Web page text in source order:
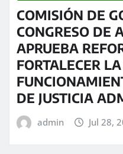
COMISIÓN DE
CONGRESO DE
APRUEBA
FORTALECER
DE JUSTICIA
admin Jul 28,